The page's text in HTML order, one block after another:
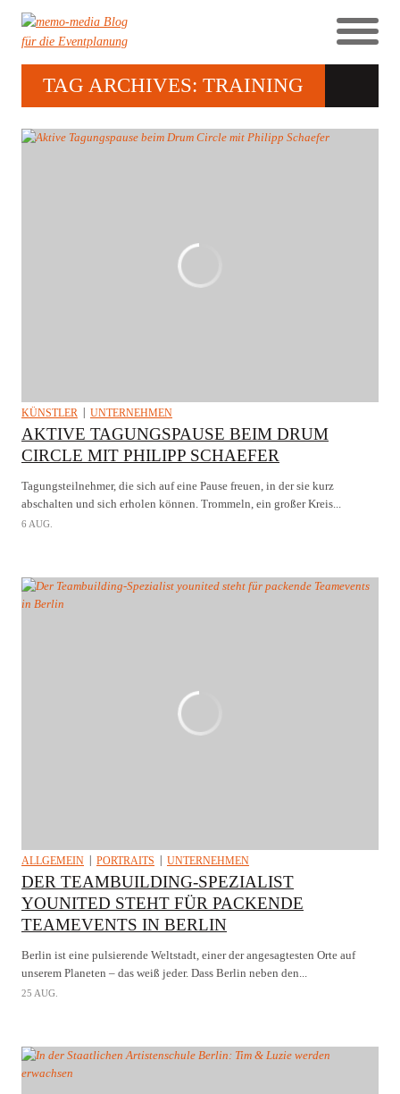
TAG ARCHIVES: TRAINING
KÜNSTLER UNTERNEHMEN
AKTIVE TAGUNGSPAUSE BEIM DRUM
CIRCLE MIT PHILIPP SCHAEFER
Tagungsteilnehmer, die sich auf eine Pause freuen, in der sie kurz
abschalten und sich erholen können. Trommeln, ein großer Kreis...
6 AUG.
ALLGEMEIN PORTRAITS UNTERNEHMEN
DER TEAMBUILDING-SPEZIALIST
YOUNITED STEHT FÜR PACKENDE
TEAMEVENTS IN BERLIN
Berlin ist eine pulsierende Weltstadt, einer der angesagtesten Orte auf
unserem Planeten – das weiß jeder. Dass Berlin neben den...
25 AUG.